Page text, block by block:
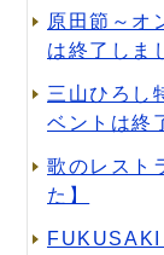
原田節～オ
は終了しま
三山ひろし
ベントは終
歌のレスト
た】